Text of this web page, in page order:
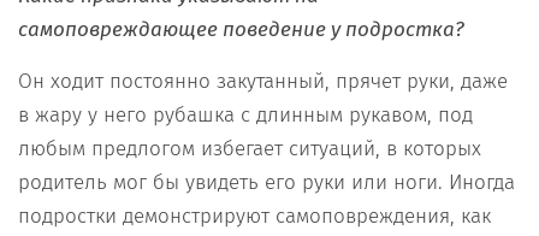
самоповреждающее поведение у подростка?
Он ходит постоянно закутанный, прячет руки, даже
в жару у него рубашка с длинным рукавом, под
любым предлогом избегает ситуаций, в которых
родитель мог бы увидеть его руки или ноги. Иногда
подростки демонстрируют самоповреждения, как